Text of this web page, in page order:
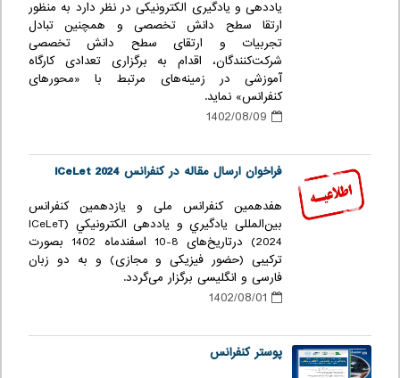
یاددهی و یادگیری الکترونیکی در نظر دارد به منظور
ارتقا سطح دانش تخصصی و همچنین تبادل
تجربیات و ارتقای سطح دانش تخصصی
شرکت‌کنندگان، اقدام به برگزاری تعدادی کارگاه
آموزشی در زمینه‌های مرتبط با «محورهای
کنفرانس» نماید.
فراخوان ارسال مقاله در کنفرانس ICeLet 2024
هفدهمین کنفرانس ملی و یازدهمین کنفرانس
بین‌المللی يادگيري و یاددهی الكترونيكي (ICeLeT
2024) درتاریخ‌های 8-10 اسفندماه 1402 بصورت
ترکیبی (حضور فیزیکی و مجازی) و به دو زبان
فارسی و انگلیسی برگزار می‌گردد.
پوستر کنفرانس